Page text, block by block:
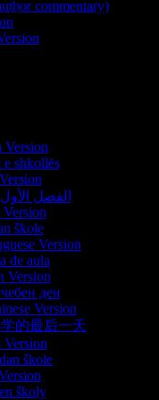
commentary)
shkollës
الفصل
škole
de aula
ден
的最后一天
škole
školy
is a registered